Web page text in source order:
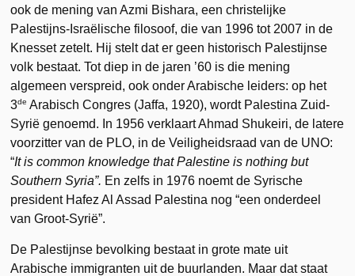
ook de mening van Azmi Bishara, een christelijke
Palestijns-Israëlische filosoof, die van 1996 tot 2007 in de
Knesset zetelt. Hij stelt dat er geen historisch Palestijnse
volk bestaat. Tot diep in de jaren ’60 is die mening
algemeen verspreid, ook onder Arabische leiders: op het
3de Arabisch Congres (Jaffa, 1920), wordt Palestina Zuid-
Syrië genoemd. In 1956 verklaart Ahmad Shukeiri, de latere
voorzitter van de PLO, in de Veiligheidsraad van de UNO:
“It is common knowledge that Palestine is nothing but
Southern Syria”. En zelfs in 1976 noemt de Syrische
president Hafez Al Assad Palestina nog “een onderdeel
van Groot-Syrië”.
De Palestijnse bevolking bestaat in grote mate uit
Arabische immigranten uit de buurlanden. Maar dat staat